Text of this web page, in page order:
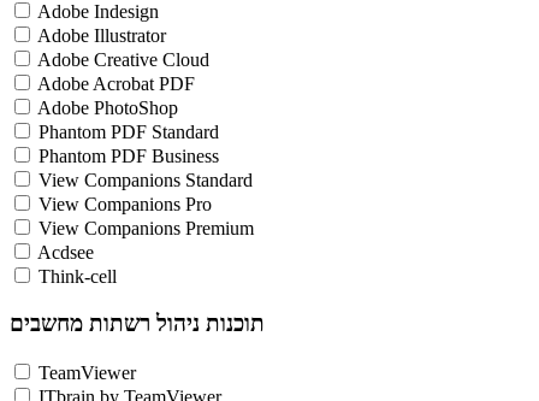
Adobe Indesign
Adobe Illustrator
Adobe Creative Cloud
Adobe Acrobat PDF
Adobe PhotoShop
Phantom PDF Standard
Phantom PDF Business
View Companions Standard
View Companions Pro
View Companions Premium
Acdsee
Think-cell
תוכנות ניהול רשתות מחשבים
TeamViewer
ITbrain by TeamViewer